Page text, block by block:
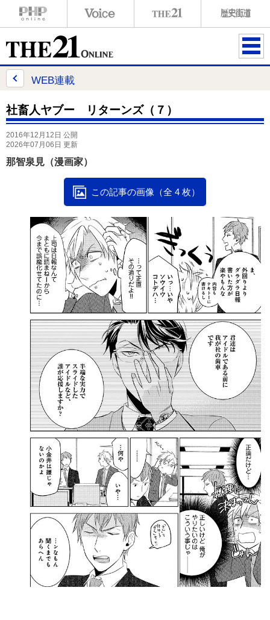
ME
WEB連載
社畜人ヤブー リターンズ（７）
2016年12月12日 公開
2026年07月06日 更新
那智泉見（漫画家）
この記事の画像（全 4 枚）